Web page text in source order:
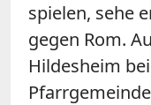
spielen, sehe
gegen Rom.
Hildesheim